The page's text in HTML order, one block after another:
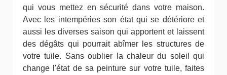
qui vous mettez en sécurité dans votre maison.
Avec les intempéries son état qui se détériore et
aussi les diverses saison qui apportent et laissent
des dégâts qui pourrait abîmer les structures de
votre tuile. Sans oublier la chaleur du soleil qui
change l'état de sa peinture sur votre tuile, faites